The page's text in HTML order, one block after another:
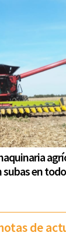
en
de